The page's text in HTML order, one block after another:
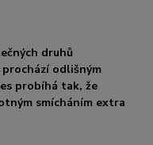
druhů
odlišným
probíhá tak, že
smícháním extra